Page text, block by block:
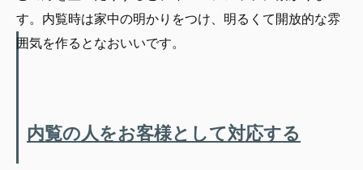
す。内覧時は家中の明かりをつけ、明るくて開放的な雰
囲気を作るとなおいいです。
内覧の人をお客様として対応する